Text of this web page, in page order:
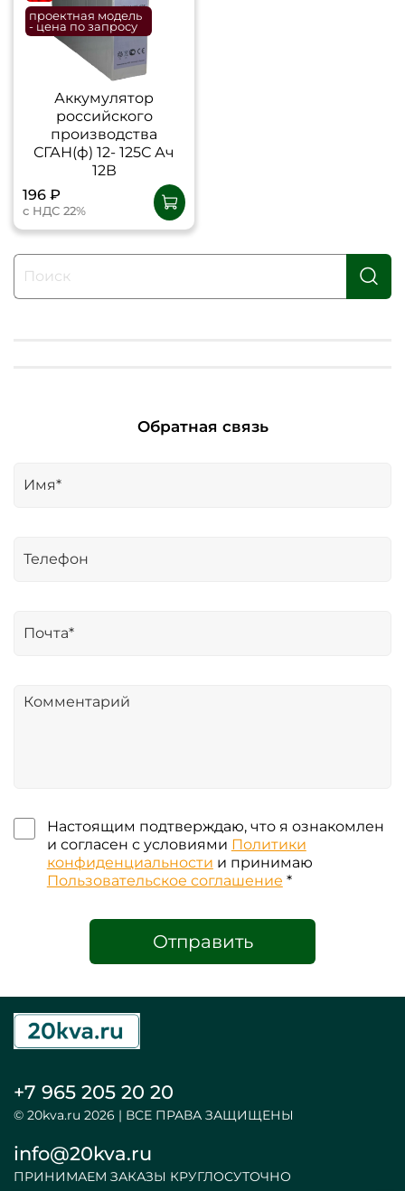
проектная модель
- цена по запросу
Аккумулятор
российского
производства
СГАН(ф) 12- 125С Ач
12В
196 ₽
с НДС 22%
Обратная связь
Настоящим подтверждаю, что я ознакомлен
и согласен с условиями Политики
конфиденциальности и принимаю
Пользовательское соглашение *
Отправить
+7 965 205 20 20
© 20kva.ru 2026 | ВСЕ ПРАВА ЗАЩИЩЕНЫ
info@20kva.ru
ПРИНИМАЕМ ЗАКАЗЫ КРУГЛОСУТОЧНО